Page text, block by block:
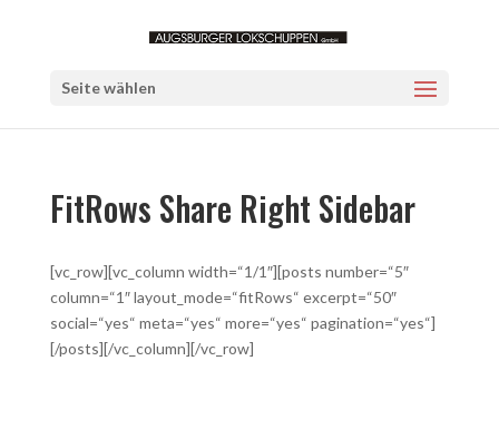
Seite wählen
FitRows Share Right Sidebar
[vc_row][vc_column width=“1/1″][posts number=“5″
column=“1″ layout_mode=“fitRows“ excerpt=“50″
social=“yes“ meta=“yes“ more=“yes“ pagination=“yes“]
[/posts][/vc_column][/vc_row]